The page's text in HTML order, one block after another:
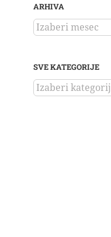
ARHIVA
ARHIVA
SVE KATEGORIJE
SVE
KATEGORIJE